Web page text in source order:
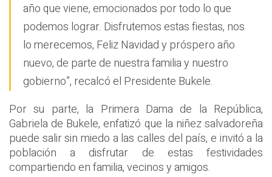
año que viene, emocionados por todo lo que
podemos lograr. Disfrutemos estas fiestas, nos
lo merecemos, Feliz Navidad y próspero año
nuevo, de parte de nuestra familia y nuestro
gobierno”, recalcó el Presidente Bukele.
Por su parte, la Primera Dama de la República,
Gabriela de Bukele, enfatizó que la niñez salvadoreña
puede salir sin miedo a las calles del país, e invitó a la
población a disfrutar de estas festividades
compartiendo en familia, vecinos y amigos.